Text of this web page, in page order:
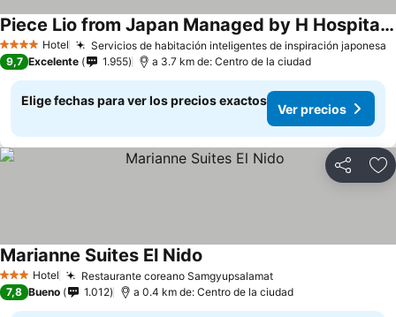
4 EstrellasHotel Servicios de habitación inteligentes de inspiración japonesa
Piece Lio from Japan Managed by H Hospitality Group
9,7 Excelente 1.955 a 3.7 km de: Centro de la ciudad
Elige fechas para ver los precios exactos
Ver precios
Compartir
3 Estrellas
Hotel Restaurante coreano Samgyupsalamat
Marianne Suites El Nido
7,8 Bueno 1.012 a 0.4 km de: Centro de la ciudad